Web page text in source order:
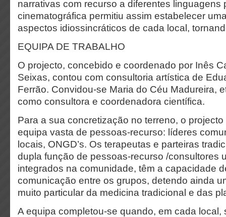
narrativas com recurso a diferentes linguagens
cinematográfica permitiu assim estabelecer
aspectos idiossincráticos de cada local,
EQUIPA DE TRABALHO
O projecto, concebido e coordenado por Inês
Seixas, contou com consultoria artística de
Ferrão. Convidou-se Maria do Céu Madureira,
como consultora e coordenadora científica.
Para a sua concretização no terreno, o
equipa vasta de pessoas-recurso: líderes
locais, ONGD’s. Os terapeutas e parteiras
dupla função de pessoas-recurso /consultores
integrados na comunidade, têm a capacidade
comunicação entre os grupos, detendo ainda
muito particular da medicina tradicional e das
A equipa completou-se quando, em cada local,